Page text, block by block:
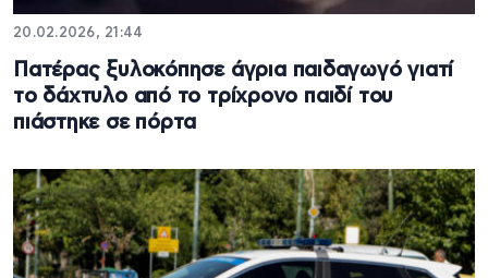
20.02.2026, 21:44
Πατέρας ξυλοκόπησε άγρια παιδαγωγό γιατί
το δάχτυλο από το τρίχρονο παιδί του
πιάστηκε σε πόρτα